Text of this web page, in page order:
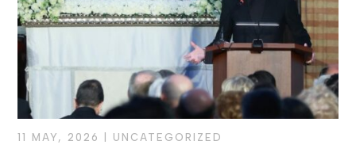
11 MAY, 2026 UNCATEGORIZED